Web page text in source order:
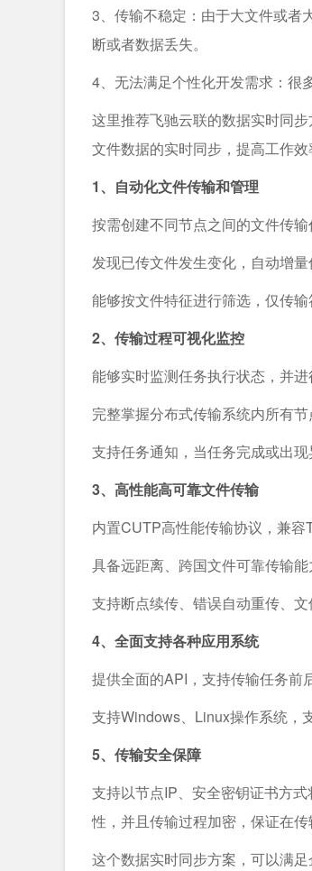
3、传输不稳定：由于大文件或者
断或者数据丢失。
4、无法满足个性化开发需求：很
这里推荐飞驰云联的数据实时同步
文件数据的实时同步，提高工作
1、自动化文件传输和管理
按需创建不同节点之间的文件传
发现已传文件发生变化，自动增量
能够按文件特征进行筛选，仅传输
2、传输过程可视化监控
能够实时监测任务执行状态，并
完整掌握分布式传输系统内所有
支持任务通知，当任务完成或出现
3、高性能高可靠文件传输
内置CUTP高性能传输协议，兼
具备远距离、跨国文件可靠传输能
支持断点续传、错误自动重传、
4、全面支持各种应用系统
提供全面的API，支持传输任务前
支持Windows、Linux操作系统，
5、传输安全保障
支持以节点IP、安全密钥证书方
性，并且传输过程加密，保证在
这个数据实时同步方案，可以满